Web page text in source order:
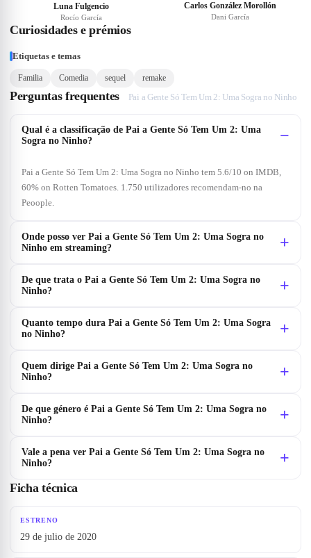
Luna Fulgencio
Rocío García
Carlos González Morollón
Dani García
Curiosidades e prémios
Etiquetas e temas
Familia Comedia sequel remake
Perguntas frequentes Pai a Gente Só Tem Um 2: Uma Sogra no Ninho
Qual é a classificação de Pai a Gente Só Tem Um 2: Uma
Sogra no Ninho?
Pai a Gente Só Tem Um 2: Uma Sogra no Ninho tem 5.6/10 on IMDB,
60% on Rotten Tomatoes. 1.750 utilizadores recomendam-no na
Peoople.
Onde posso ver Pai a Gente Só Tem Um 2: Uma Sogra no
Ninho em streaming?
De que trata o Pai a Gente Só Tem Um 2: Uma Sogra no
Ninho?
Quanto tempo dura Pai a Gente Só Tem Um 2: Uma Sogra
no Ninho?
Quem dirige Pai a Gente Só Tem Um 2: Uma Sogra no
Ninho?
De que género é Pai a Gente Só Tem Um 2: Uma Sogra no
Ninho?
Vale a pena ver Pai a Gente Só Tem Um 2: Uma Sogra no
Ninho?
Ficha técnica
ESTRENO
29 de julio de 2020